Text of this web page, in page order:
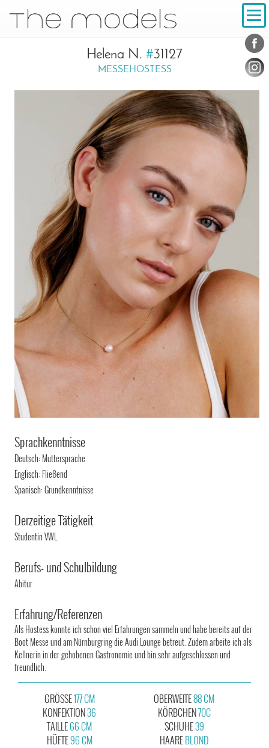
Navigation
Helena N. #31127
MESSEHOSTESS
Sprachkenntnisse
Deutsch: Muttersprache
Englisch: Fließend
Spanisch: Grundkenntnisse
Derzeitige Tätigkeit
Studentin VWL
Berufs- und Schulbildung
Abitur
Erfahrung/Referenzen
Als Hostess konnte ich schon viel Erfahrungen sammeln und habe bereits auf der
Boot Messe und am Nürnburgring die Audi Lounge betreut. Zudem arbeite ich als
Kellnerin in der gehobenen Gastronomie und bin sehr aufgeschlossen und
freundlich.
GRÖSSE177 CM
KONFEKTION36
OBERWEITE88 CM
KÖRBCHEN70C
TAILLE66 CM
HÜFTE96 CM
SCHUHE39
HAAREBLOND